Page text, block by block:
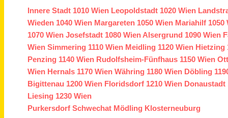
Innere Stadt 1010 Wien Leopoldstadt 1020 Wien
Wieden 1040 Wien Margareten 1050 Wien Mariahilf 1050
1070 Wien Josefstadt 1080 Wien Alsergrund 1090 Wien
Wien Simmering 1110 Wien Meidling 1120 Wien Hietzing
Penzing 1140 Wien Rudolfsheim-Fünfhaus 1150 Wien
Wien Hernals 1170 Wien Währing 1180 Wien Döbling
Bigittenau 1200 Wien Floridsdorf 1210 Wien Donaustadt
Liesing 1230 Wien
Purkersdorf Schwechat Mödling Klosterneuburg